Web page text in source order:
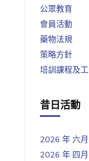
公眾教育
會員活動
藥物法規
策略方針
培訓課程及
昔日活動
2026 年 六月
2026 年 四月